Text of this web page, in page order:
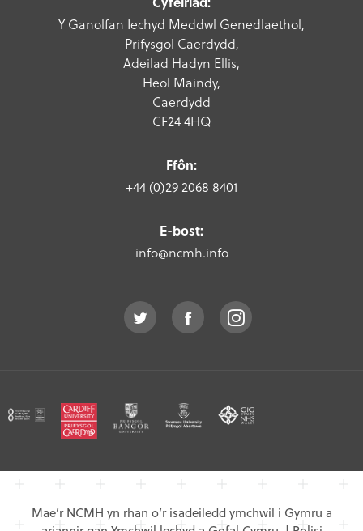
Y Ganolfan Iechyd Meddwl Genedlaethol,
Prifysgol Caerdydd,
Adeilad Hadyn Ellis,
Heol Maindy,
Caerdydd
CF24 4HQ
Ffôn:
+44 (0)29 2068 8401
E-bost:
info@ncmh.info
Mae’r NCMH yn rhan o’r isadeiledd ymchwil i Gymru a